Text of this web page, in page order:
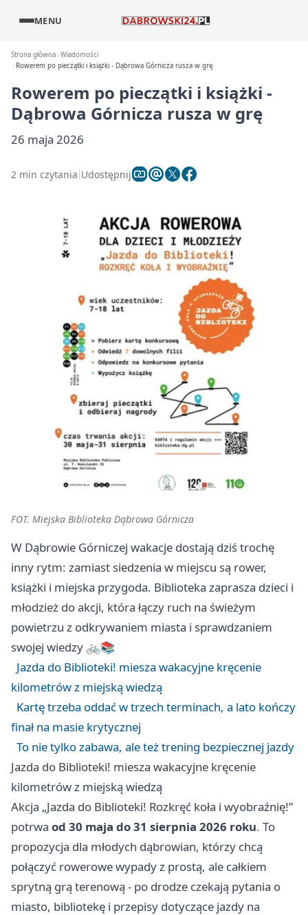
MENU
Strona główna Wiadomości
Rowerem po pieczątki i książki - Dąbrowa Górnicza rusza w grę
Rowerem po pieczątki i książki -
Dąbrowa Górnicza rusza w grę
26 maja 2026
2 min czytania Udostępnij
FOT. Miejska Biblioteka Dąbrowa Górnicza
W Dąbrowie Górniczej wakacje dostają dziś trochę
inny rytm: zamiast siedzenia w miejscu są rower,
książki i miejska przygoda. Biblioteka zaprasza dzieci i
młodzież do akcji, która łączy ruch na świeżym
powietrzu z odkrywaniem miasta i sprawdzaniem
swojej wiedzy 🚲📚
Jazda do Biblioteki! miesza wakacyjne kręcenie
kilometrów z miejską wiedzą
Kartę trzeba oddać w trzech terminach, a lato kończy
finał na masie krytycznej
To nie tylko zabawa, ale też trening bezpiecznej jazdy
Jazda do Biblioteki! miesza wakacyjne kręcenie
kilometrów z miejską wiedzą
Akcja „Jazda do Biblioteki! Rozkręć koła i wyobraźnię!”
potrwa od 30 maja do 31 sierpnia 2026 roku. To
propozycja dla młodych dąbrowian, którzy chcą
połączyć rowerowe wypady z prostą, ale całkiem
sprytną grą terenową - po drodze czekają pytania o
miasto, bibliotekę i przepisy dotyczące jazdy na